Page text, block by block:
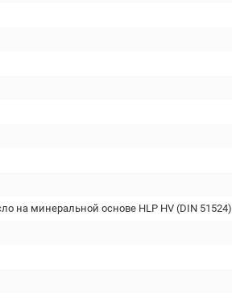
на минеральной основе HLP HV (DIN 51524)